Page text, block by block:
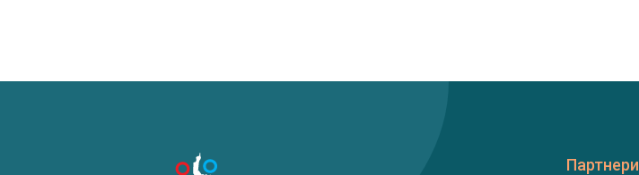
Партнери